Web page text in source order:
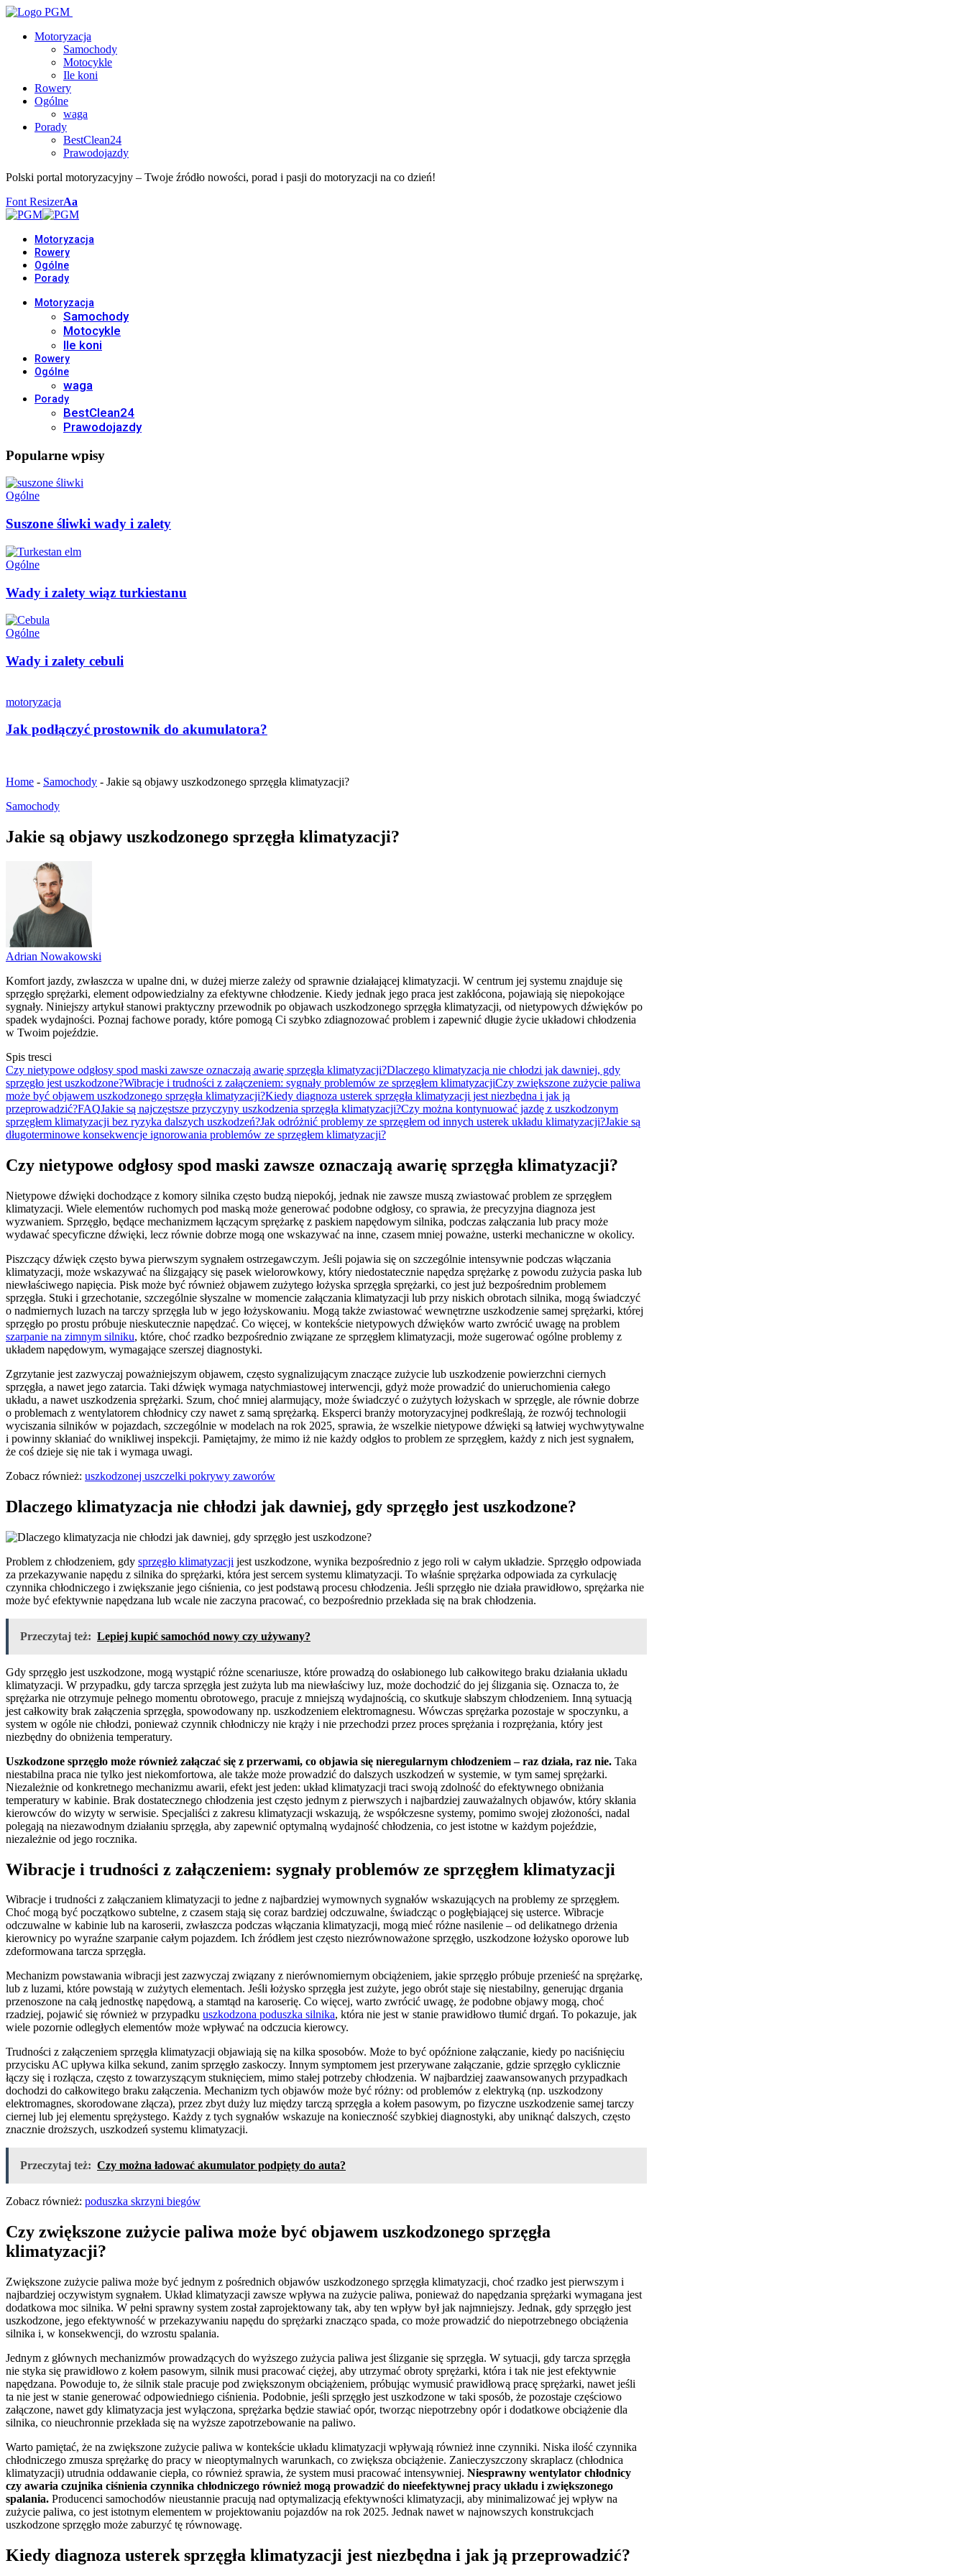
Motoryzacja
Samochody
Motocykle
Ile koni
Rowery
Ogólne
waga
Porady
BestClean24
Prawodojazdy
Polski portal motoryzacyjny – Twoje źródło nowości, porad i pasji do motoryzacji na co dzień!
Font ResizerAa
Motoryzacja
Rowery
Ogólne
Porady
Motoryzacja
Samochody
Motocykle
Ile koni
Rowery
Ogólne
waga
Porady
BestClean24
Prawodojazdy
Popularne wpisy
Ogólne
Suszone śliwki wady i zalety
Ogólne
Wady i zalety wiąz turkiestanu
Ogólne
Wady i zalety cebuli
motoryzacja
Jak podłączyć prostownik do akumulatora?
Home - Samochody - Jakie są objawy uszkodzonego sprzęgła klimatyzacji?
Samochody
Jakie są objawy uszkodzonego sprzęgła klimatyzacji?
Adrian Nowakowski
Komfort jazdy, zwłaszcza w upalne dni, w dużej mierze zależy od sprawnie działającej klimatyzacji. W centrum jej systemu znajduje się
sprzęgło sprężarki, element odpowiedzialny za efektywne chłodzenie. Kiedy jednak jego praca jest zakłócona, pojawiają się niepokojące
sygnały. Niniejszy artykuł stanowi praktyczny przewodnik po objawach uszkodzonego sprzęgła klimatyzacji, od nietypowych dźwięków po
spadek wydajności. Poznaj fachowe porady, które pomogą Ci szybko zdiagnozować problem i zapewnić długie życie układowi chłodzenia
w Twoim pojeździe.
Spis tresci
Czy nietypowe odgłosy spod maski zawsze oznaczają awarię sprzęgła klimatyzacji?Dlaczego klimatyzacja nie chłodzi jak dawniej, gdy
sprzęgło jest uszkodzone?Wibracje i trudności z załączeniem: sygnały problemów ze sprzęgłem klimatyzacjiCzy zwiększone zużycie paliwa
może być objawem uszkodzonego sprzęgła klimatyzacji?Kiedy diagnoza usterek sprzęgła klimatyzacji jest niezbędna i jak ją
przeprowadzić?FAQJakie są najczęstsze przyczyny uszkodzenia sprzęgła klimatyzacji?Czy można kontynuować jazdę z uszkodzonym
sprzęgłem klimatyzacji bez ryzyka dalszych uszkodzeń?Jak odróżnić problemy ze sprzęgłem od innych usterek układu klimatyzacji?Jakie są
długoterminowe konsekwencje ignorowania problemów ze sprzęgłem klimatyzacji?
Czy nietypowe odgłosy spod maski zawsze oznaczają awarię sprzęgła klimatyzacji?
Nietypowe dźwięki dochodzące z komory silnika często budzą niepokój, jednak nie zawsze muszą zwiastować problem ze sprzęgłem
klimatyzacji. Wiele elementów ruchomych pod maską może generować podobne odgłosy, co sprawia, że precyzyjna diagnoza jest
wyzwaniem. Sprzęgło, będące mechanizmem łączącym sprężarkę z paskiem napędowym silnika, podczas załączania lub pracy może
wydawać specyficzne dźwięki, lecz równie dobrze mogą one wskazywać na inne, czasem mniej poważne, usterki mechaniczne w okolicy.
Piszczący dźwięk często bywa pierwszym sygnałem ostrzegawczym. Jeśli pojawia się on szczególnie intensywnie podczas włączania
klimatyzacji, może wskazywać na ślizgający się pasek wielorowkowy, który niedostatecznie napędza sprężarkę z powodu zużycia paska lub
niewłaściwego napięcia. Pisk może być również objawem zużytego łożyska sprzęgła sprężarki, co jest już bezpośrednim problemem
sprzęgła. Stuki i grzechotanie, szczególnie słyszalne w momencie załączania klimatyzacji lub przy niskich obrotach silnika, mogą świadczyć
o nadmiernych luzach na tarczy sprzęgła lub w jego łożyskowaniu. Mogą także zwiastować wewnętrzne uszkodzenie samej sprężarki, której
sprzęgło po prostu próbuje nieskutecznie napędzać. Co więcej, w kontekście nietypowych dźwięków warto zwrócić uwagę na problem
szarpanie na zimnym silniku, które, choć rzadko bezpośrednio związane ze sprzęgłem klimatyzacji, może sugerować ogólne problemy z
układem napędowym, wymagające szerszej diagnostyki.
Zgrzytanie jest zazwyczaj poważniejszym objawem, często sygnalizującym znaczące zużycie lub uszkodzenie powierzchni ciernych
sprzęgła, a nawet jego zatarcia. Taki dźwięk wymaga natychmiastowej interwencji, gdyż może prowadzić do unieruchomienia całego
układu, a nawet uszkodzenia sprężarki. Szum, choć mniej alarmujący, może świadczyć o zużytych łożyskach w sprzęgle, ale równie dobrze
o problemach z wentylatorem chłodnicy czy nawet z samą sprężarką. Eksperci branży motoryzacyjnej podkreślają, że rozwój technologii
wyciszania silników w pojazdach, szczególnie w modelach na rok 2025, sprawia, że wszelkie nietypowe dźwięki są łatwiej wychwytywalne
i powinny skłaniać do wnikliwej inspekcji. Pamiętajmy, że mimo iż nie każdy odgłos to problem ze sprzęgłem, każdy z nich jest sygnałem,
że coś dzieje się nie tak i wymaga uwagi.
Zobacz również: uszkodzonej uszczelki pokrywy zaworów
Dlaczego klimatyzacja nie chłodzi jak dawniej, gdy sprzęgło jest uszkodzone?
Problem z chłodzeniem, gdy sprzęgło klimatyzacji jest uszkodzone, wynika bezpośrednio z jego roli w całym układzie. Sprzęgło odpowiada
za przekazywanie napędu z silnika do sprężarki, która jest sercem systemu klimatyzacji. To właśnie sprężarka odpowiada za cyrkulację
czynnika chłodniczego i zwiększanie jego ciśnienia, co jest podstawą procesu chłodzenia. Jeśli sprzęgło nie działa prawidłowo, sprężarka nie
może być efektywnie napędzana lub wcale nie zaczyna pracować, co bezpośrednio przekłada się na brak chłodzenia.
Przeczytaj też: Lepiej kupić samochód nowy czy używany?
Gdy sprzęgło jest uszkodzone, mogą wystąpić różne scenariusze, które prowadzą do osłabionego lub całkowitego braku działania układu
klimatyzacji. W przypadku, gdy tarcza sprzęgła jest zużyta lub ma niewłaściwy luz, może dochodzić do jej ślizgania się. Oznacza to, że
sprężarka nie otrzymuje pełnego momentu obrotowego, pracuje z mniejszą wydajnością, co skutkuje słabszym chłodzeniem. Inną sytuacją
jest całkowity brak załączenia sprzęgła, spowodowany np. uszkodzeniem elektromagnesu. Wówczas sprężarka pozostaje w spoczynku, a
system w ogóle nie chłodzi, ponieważ czynnik chłodniczy nie krąży i nie przechodzi przez proces sprężania i rozprężania, który jest
niezbędny do obniżenia temperatury.
Uszkodzone sprzęgło może również załączać się z przerwami, co objawia się nieregularnym chłodzeniem – raz działa, raz nie. Taka
niestabilna praca nie tylko jest niekomfortowa, ale także może prowadzić do dalszych uszkodzeń w systemie, w tym samej sprężarki.
Niezależnie od konkretnego mechanizmu awarii, efekt jest jeden: układ klimatyzacji traci swoją zdolność do efektywnego obniżania
temperatury w kabinie. Brak dostatecznego chłodzenia jest często jednym z pierwszych i najbardziej zauważalnych objawów, który skłania
kierowców do wizyty w serwisie. Specjaliści z zakresu klimatyzacji wskazują, że współczesne systemy, pomimo swojej złożoności, nadal
polegają na niezawodnym działaniu sprzęgła, aby zapewnić optymalną wydajność chłodzenia, co jest istotne w każdym pojeździe,
niezależnie od jego rocznika.
Wibracje i trudności z załączeniem: sygnały problemów ze sprzęgłem klimatyzacji
Wibracje i trudności z załączaniem klimatyzacji to jedne z najbardziej wymownych sygnałów wskazujących na problemy ze sprzęgłem.
Choć mogą być początkowo subtelne, z czasem stają się coraz bardziej odczuwalne, świadcząc o pogłębiającej się usterce. Wibracje
odczuwalne w kabinie lub na karoserii, zwłaszcza podczas włączania klimatyzacji, mogą mieć różne nasilenie – od delikatnego drżenia
kierownicy po wyraźne szarpanie całym pojazdem. Ich źródłem jest często niezrównoważone sprzęgło, uszkodzone łożysko oporowe lub
zdeformowana tarcza sprzęgła.
Mechanizm powstawania wibracji jest zazwyczaj związany z nierównomiernym obciążeniem, jakie sprzęgło próbuje przenieść na sprężarkę,
lub z luzami, które powstają w zużytych elementach. Jeśli łożysko sprzęgła jest zużyte, jego obrót staje się niestabilny, generując drgania
przenoszone na całą jednostkę napędową, a stamtąd na karoserię. Co więcej, warto zwrócić uwagę, że podobne objawy mogą, choć
rzadziej, pojawić się również w przypadku uszkodzona poduszka silnika, która nie jest w stanie prawidłowo tłumić drgań. To pokazuje, jak
wiele pozornie odległych elementów może wpływać na odczucia kierowcy.
Trudności z załączeniem sprzęgła klimatyzacji objawiają się na kilka sposobów. Może to być opóźnione załączanie, kiedy po naciśnięciu
przycisku AC upływa kilka sekund, zanim sprzęgło zaskoczy. Innym symptomem jest przerywane załączanie, gdzie sprzęgło cyklicznie
łączy się i rozłącza, często z towarzyszącym stuknięciem, mimo stałej potrzeby chłodzenia. W najbardziej zaawansowanych przypadkach
dochodzi do całkowitego braku załączenia. Mechanizm tych objawów może być różny: od problemów z elektryką (np. uszkodzony
elektromagnes, skorodowane złącza), przez zbyt duży luz między tarczą sprzęgła a kołem pasowym, po fizyczne uszkodzenie samej tarczy
ciernej lub jej elementu sprężystego. Każdy z tych sygnałów wskazuje na konieczność szybkiej diagnostyki, aby uniknąć dalszych, często
znacznie droższych, uszkodzeń systemu klimatyzacji.
Przeczytaj też: Czy można ładować akumulator podpięty do auta?
Zobacz również: poduszka skrzyni biegów
Czy zwiększone zużycie paliwa może być objawem uszkodzonego sprzęgła
klimatyzacji?
Zwiększone zużycie paliwa może być jednym z pośrednich objawów uszkodzonego sprzęgła klimatyzacji, choć rzadko jest pierwszym i
najbardziej oczywistym sygnałem. Układ klimatyzacji zawsze wpływa na zużycie paliwa, ponieważ do napędzania sprężarki wymagana jest
dodatkowa moc silnika. W pełni sprawny system został zaprojektowany tak, aby ten wpływ był jak najmniejszy. Jednak, gdy sprzęgło jest
uszkodzone, jego efektywność w przekazywaniu napędu do sprężarki znacząco spada, co może prowadzić do niepotrzebnego obciążenia
silnika i, w konsekwencji, do wzrostu spalania.
Jednym z głównych mechanizmów prowadzących do wyższego zużycia paliwa jest ślizganie się sprzęgła. W sytuacji, gdy tarcza sprzęgła
nie styka się prawidłowo z kołem pasowym, silnik musi pracować ciężej, aby utrzymać obroty sprężarki, która i tak nie jest efektywnie
napędzana. Powoduje to, że silnik stale pracuje pod zwiększonym obciążeniem, próbując wymusić prawidłową pracę sprężarki, nawet jeśli
ta nie jest w stanie generować odpowiedniego ciśnienia. Podobnie, jeśli sprzęgło jest uszkodzone w taki sposób, że pozostaje częściowo
załączone, nawet gdy klimatyzacja jest wyłączona, sprężarka będzie stawiać opór, tworząc niepotrzebny opór i dodatkowe obciążenie dla
silnika, co nieuchronnie przekłada się na wyższe zapotrzebowanie na paliwo.
Warto pamiętać, że na zwiększone zużycie paliwa w kontekście układu klimatyzacji wpływają również inne czynniki. Niska ilość czynnika
chłodniczego zmusza sprężarkę do pracy w nieoptymalnych warunkach, co zwiększa obciążenie. Zanieczyszczony skraplacz (chłodnica
klimatyzacji) utrudnia oddawanie ciepła, co również sprawia, że system musi pracować intensywniej. Niesprawny wentylator chłodnicy
czy awaria czujnika ciśnienia czynnika chłodniczego również mogą prowadzić do nieefektywnej pracy układu i zwiększonego
spalania. Producenci samochodów nieustannie pracują nad optymalizacją efektywności klimatyzacji, aby minimalizować jej wpływ na
zużycie paliwa, co jest istotnym elementem w projektowaniu pojazdów na rok 2025. Jednak nawet w najnowszych konstrukcjach
uszkodzone sprzęgło może zaburzyć tę równowagę.
Kiedy diagnoza usterek sprzęgła klimatyzacji jest niezbędna i jak ją przeprowadzić?